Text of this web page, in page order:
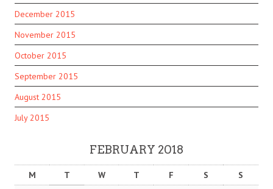
December 2015
November 2015
October 2015
September 2015
August 2015
July 2015
FEBRUARY 2018
M T W T F S
S